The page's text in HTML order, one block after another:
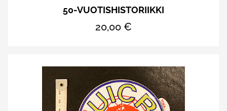
50-VUOTISHISTORIIKKI
20,00 €